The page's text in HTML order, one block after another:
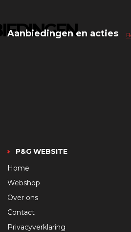
Aanbiedingen en acties
P&G WEBSITE
Home
Webshop
Over ons
Contact
Privacyverklaring